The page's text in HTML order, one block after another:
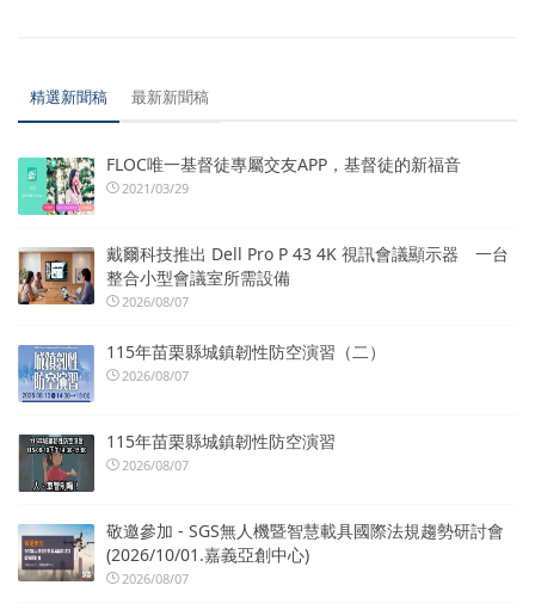
精選新聞稿 最新新聞稿
FLOC唯一基督徒專屬交友APP，基督徒的新福音
2021/03/29
戴爾科技推出 Dell Pro P 43 4K 視訊會議顯示器 一台
整合小型會議室所需設備
2026/08/07
115年苗栗縣城鎮韌性防空演習（二）
2026/08/07
115年苗栗縣城鎮韌性防空演習
2026/08/07
敬邀參加 - SGS無人機暨智慧載具國際法規趨勢研討會
(2026/10/01.嘉義亞創中心)
2026/08/07